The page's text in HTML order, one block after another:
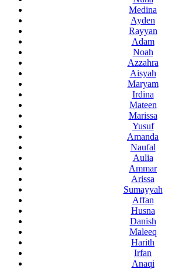
Medina
Ayden
Rayyan
Adam
Noah
Azzahra
Aisyah
Maryam
Irdina
Mateen
Marissa
Yusuf
Amanda
Naufal
Aulia
Ammar
Arissa
Sumayyah
Affan
Husna
Danish
Maleeq
Harith
Irfan
Anaqi